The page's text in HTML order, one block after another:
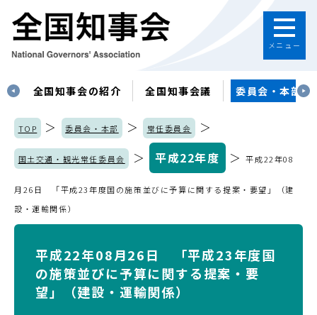
メニュー
全国知事会の紹介 全国知事会議 委員会・本部
TOP ＞ 委員会・本部 ＞ 常任委員会 ＞
国土交通・観光常任委員会 ＞ 平成22年度 ＞平成22年08
月26日 「平成23年度国の施策並びに予算に関する提案・要望」（建
設・運輸関係）
平成22年08月26日 「平成23年度国
の施策並びに予算に関する提案・要
望」（建設・運輸関係）